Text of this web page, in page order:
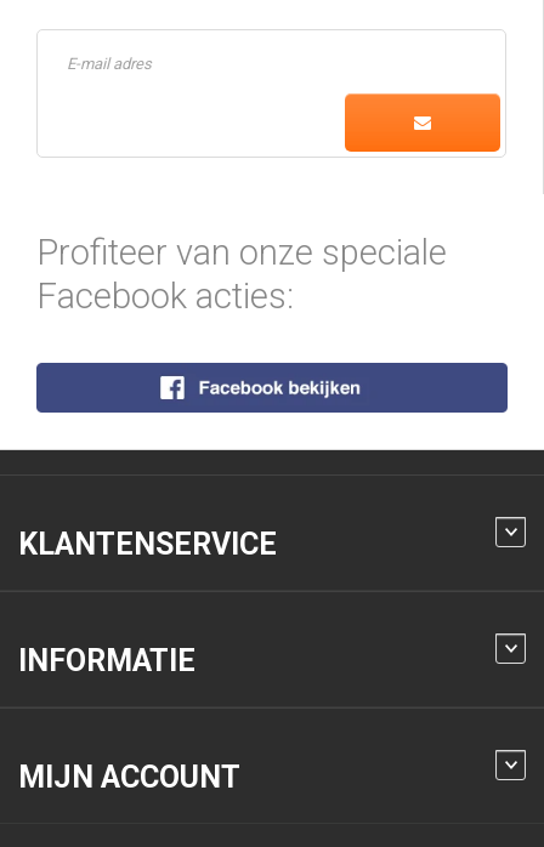
Profiteer van onze speciale
Facebook acties:
KLANTENSERVICE
INFORMATIE
MIJN ACCOUNT